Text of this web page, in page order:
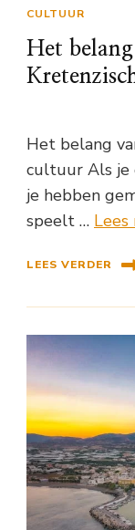
CULTUUR
Het
Het belang
cultuur Als je
je hebben
speelt … Lees
LEES VERDER